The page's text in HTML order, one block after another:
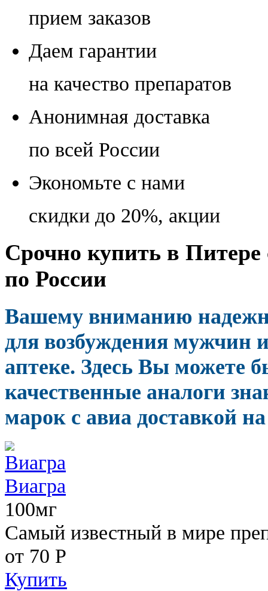
прием заказов
Даем гарантии
на качество препаратов
Анонимная доставка
по всей России
Экономьте с нами
скидки до 20%, акции
Срочно купить в Питере
по России
Вашему вниманию
для возбуждения мужчин
аптеке. Здесь Вы можете
качественные аналоги
марок с авиа доставкой
Виагра
100мг
Самый известный в мире
от 70 Р
Купить